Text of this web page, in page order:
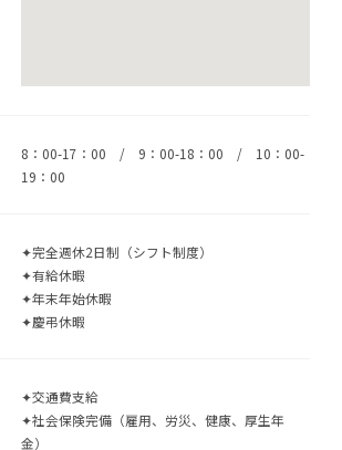
8：00-17：00 / 9：00-18：00 / 10：00-
19：00
✦完全週休2日制（シフト制度）
✦有給休暇
✦年末年始休暇
✦慶弔休暇
✦交通費支給
✦社会保険完備（雇用、労災、健康、厚生年
金）